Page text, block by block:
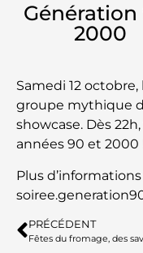
Génération
2000
Samedi 12
groupe mythique
showcase. Dès
années 90 et 2000
Plus d’informations
PRÉCÉDENT